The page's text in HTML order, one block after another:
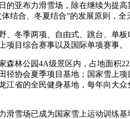
的亚布力滑雪场，除在继续为提
结合、冬夏结合”的发展原则，
、冬季两项、自由式、跳台、单
项目综合赛事以及国际单项赛事。
森林公园4A级景区内，占地面积
径协会夏季项目基地；国家雪上
江省的全民健身基地，每年向大
滑雪场已成为国家雪上运动训练